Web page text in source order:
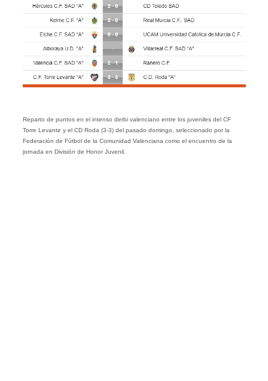
Reparto de puntos en el intenso derbi valenciano entre los juveniles del CF
Torre Levante y el CD Roda (3-3) del pasado domingo, seleccionado por la
Federación de Fútbol de la Comunidad Valenciana como el encuentro de la
jornada en División de Honor Juvenil.